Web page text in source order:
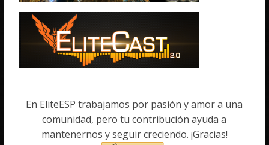
En EliteESP trabajamos por pasión y amor a una
comunidad, pero tu contribución ayuda a
mantenernos y seguir creciendo. ¡Gracias!